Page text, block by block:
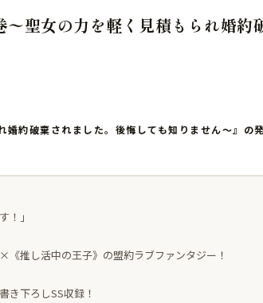
聖女の力を軽く見積もられ婚約
約破棄されました。後悔しても知りません〜』の
！」
推し活中の王子》の盟約ラブファンタジー！
き下ろしSS収録！